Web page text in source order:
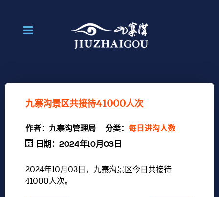
九寨沟景区共接待41000人次
作者： 九寨沟管理局 分类： 每日进沟人数
日期：2024年10月03日
2024年10月03 日，九寨沟景区今日共接待
41000人次。